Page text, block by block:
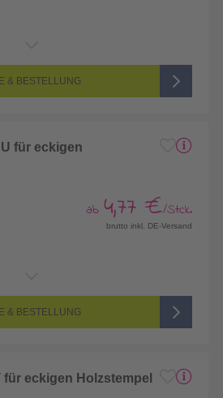
& BESTELLUNG
für eckigen
ab 4,77 €/Stck.
brutto inkl. DE-Versand
& BESTELLUNG
für eckigen Holzstempel